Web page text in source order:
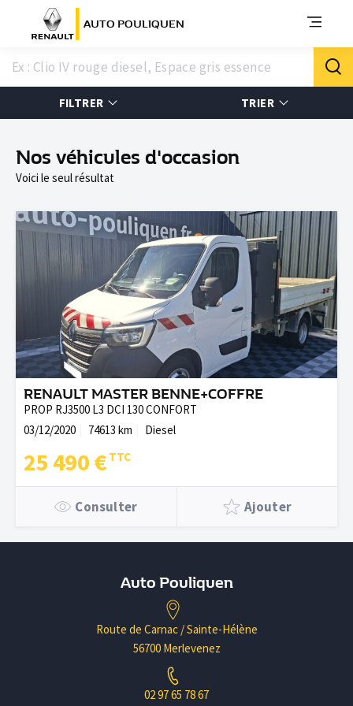
AUTO POULIQUEN
FILTRER TRIER
Nos véhicules d'occasion
Voici le seul résultat
RENAULT MASTER BENNE+COFFRE
PROP RJ3500 L3 DCI 130 CONFORT
03/12/2020
74613 km Diesel
25 490 €
Consulter Ajouter
Auto Pouliquen
Route de Carnac / Sainte-Hélène
56700 Merlevenez
02 97 65 78 67